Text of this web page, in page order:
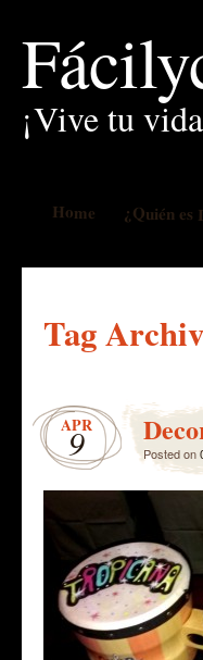
¡Vive tu
Home ¿Quién es
Tag
APR
9 Posted on